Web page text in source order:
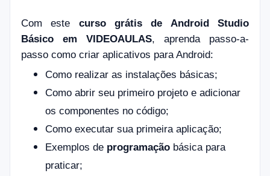
Com este curso grátis de Android Studio
Básico em VIDEOAULAS, aprenda passo-a-
passo como criar aplicativos para Android:
Como realizar as instalações básicas;
Como abrir seu primeiro projeto e adicionar
os componentes no código;
Como executar sua primeira aplicação;
Exemplos de programação básica para
praticar;